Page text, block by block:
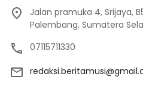
Jalan pramuka 4, Srijaya,
Palembang, Sumatera
07115711330